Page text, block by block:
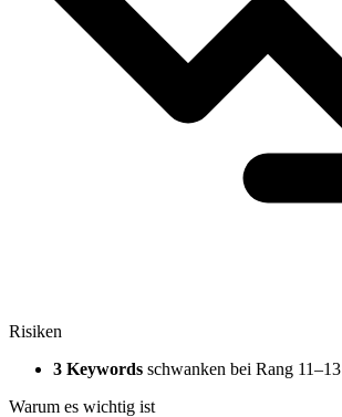
Risiken
3 Keywords schwanken bei Rang 11–13
Warum es wichtig ist